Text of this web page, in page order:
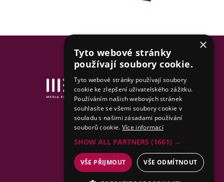
Tvorba www stránek
& SEO by MEDIA ENERGY
Mapa stránek
×
Tyto webové stránky
používají soubory cookie.
Tyto webové stránky používají soubory
cookie ke zlepšení uživatelského zážitku.
Používáním našich webových stránek
souhlasíte se všemi soubory cookie v
souladu s našimi zásadami používání
souborů cookie. Více informací
SHOW ALL PARTNERS (1661) →
VŠE PŘIJMOUT VŠE ODMÍTNOUT